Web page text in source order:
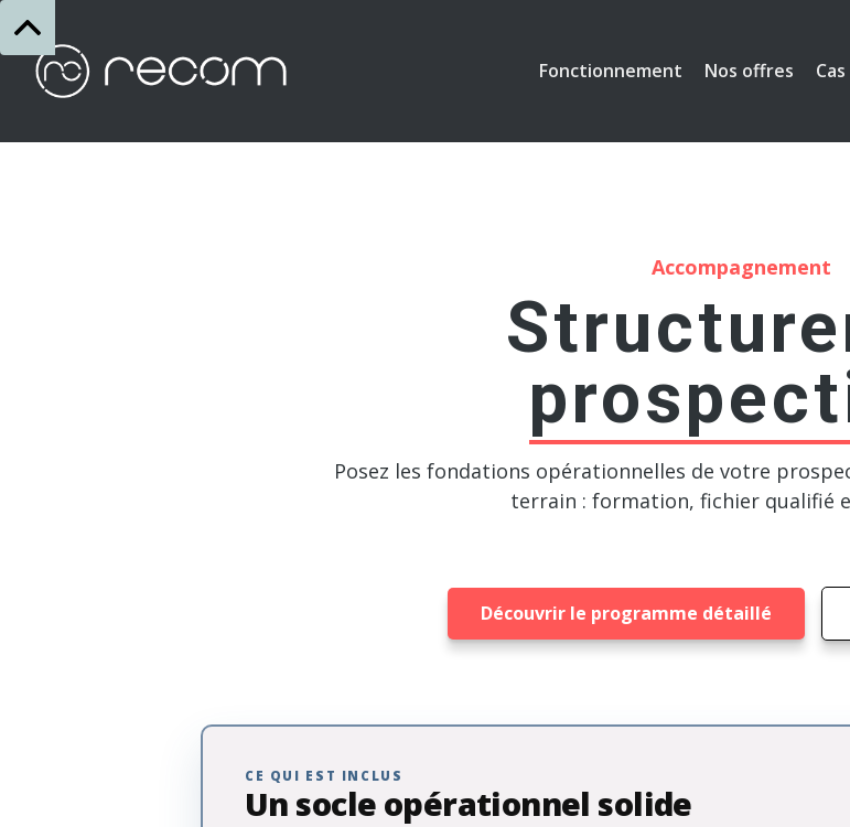
Fonctionnement Nos offres
Accompagnement
Posez les fondations opérationnelles de votre
terrain : formation, fichier qualifié
Découvrir le programme détaillé
CE QUI EST INCLUS
Un socle opérationnel solide